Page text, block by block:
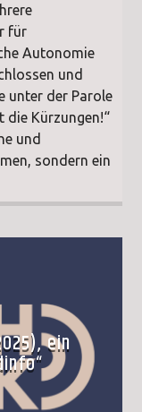
für
Autonomie
und
unter der Parole
die Kürzungen!“
und
sondern ein
ein